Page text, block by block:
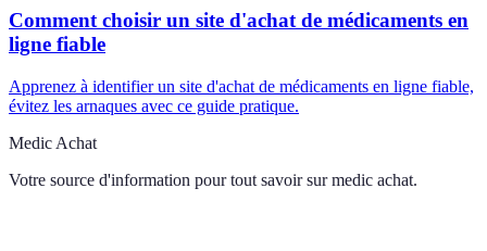
Comment choisir un site d'achat de médicaments en
ligne fiable
Apprenez à identifier un site d'achat de médicaments en ligne fiable,
évitez les arnaques avec ce guide pratique.
Medic Achat
Votre source d'information pour tout savoir sur medic achat.